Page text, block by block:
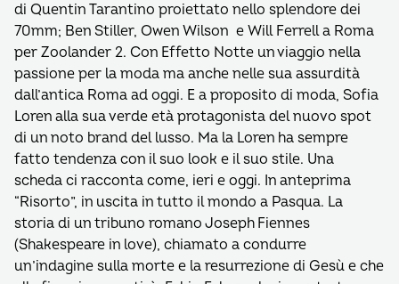
di Quentin Tarantino proiettato nello splendore dei
70mm; Ben Stiller, Owen Wilson e Will Ferrell a Roma
per Zoolander 2. Con Effetto Notte un viaggio nella
passione per la moda ma anche nelle sua assurdità
dall’antica Roma ad oggi. E a proposito di moda, Sofia
Loren alla sua verde età protagonista del nuovo spot
di un noto brand del lusso. Ma la Loren ha sempre
fatto tendenza con il suo look e il suo stile. Una
scheda ci racconta come, ieri e oggi. In anteprima
“Risorto”, in uscita in tutto il mondo a Pasqua. La
storia di un tribuno romano Joseph Fiennes
(Shakespeare in love), chiamato a condurre
un’indagine sulla morte e la resurrezione di Gesù e che